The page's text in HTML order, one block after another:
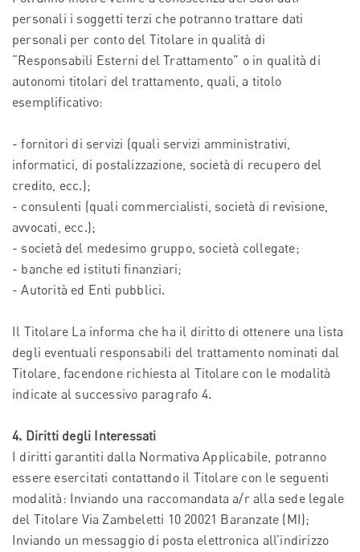
personali i soggetti terzi che potranno trattare dati
personali per conto del Titolare in qualità di
“Responsabili Esterni del Trattamento” o in qualità di
autonomi titolari del trattamento, quali, a titolo
esemplificativo:
- fornitori di servizi (quali servizi amministrativi,
informatici, di postalizzazione, società di recupero del
credito, ecc.);
- consulenti (quali commercialisti, società di revisione,
avvocati, ecc.);
- società del medesimo gruppo, società collegate;
- banche ed istituti finanziari;
- Autorità ed Enti pubblici.
Il Titolare La informa che ha il diritto di ottenere una lista
degli eventuali responsabili del trattamento nominati dal
Titolare, facendone richiesta al Titolare con le modalità
indicate al successivo paragrafo 4.
4. Diritti degli Interessati
I diritti garantiti dalla Normativa Applicabile, potranno
essere esercitati contattando il Titolare con le seguenti
modalità: Inviando una raccomandata a/r alla sede legale
del Titolare Via Zambeletti 10 20021 Baranzate (MI);
Inviando un messaggio di posta elettronica all’indirizzo